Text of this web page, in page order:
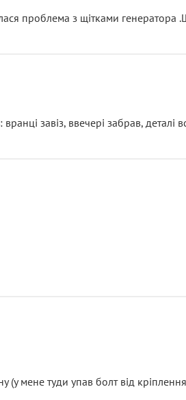
проблема з щітками
завіз, ввечері забрав, деталі
мене туди упав болт від